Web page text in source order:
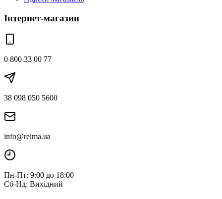
Інтернет-магазин
0 800 33 00 77
38 098 050 5600
info@reima.ua
Пн-Пт: 9:00 до 18:00
Сб-Нд: Вихідний